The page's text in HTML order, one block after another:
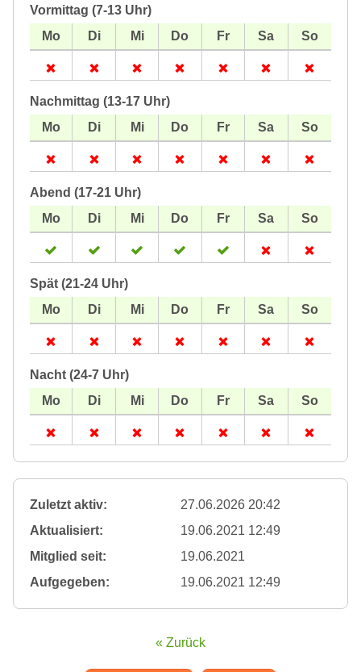
Vormittag (7-13 Uhr)
Nachmittag (13-17 Uhr)
Abend (17-21 Uhr)
Spät (21-24 Uhr)
Nacht (24-7 Uhr)
Zuletzt aktiv:
27.06.2026 20:42
Aktualisiert:
19.06.2021 12:49
Mitglied seit:
19.06.2021
Aufgegeben:
19.06.2021 12:49
« Zurück